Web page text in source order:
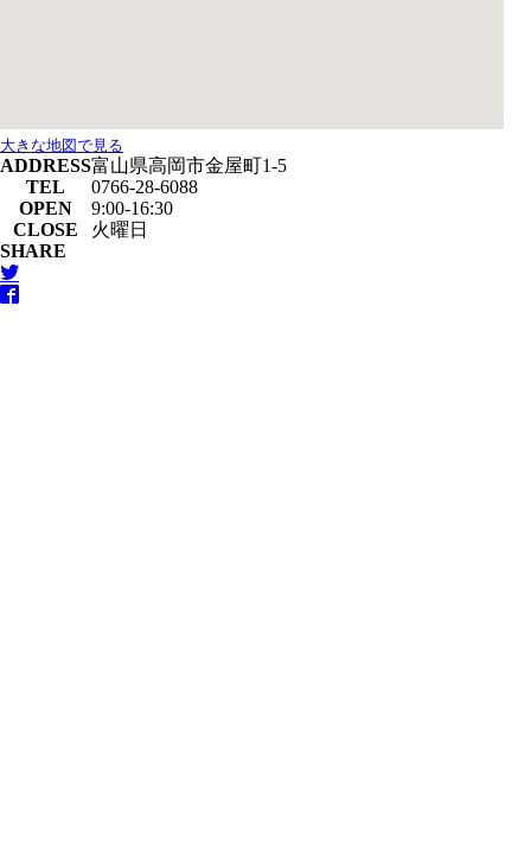
大きな地図で見る
ADDRESS富山県高岡市金屋町1-5
TEL
0766-28-6088
OPEN
9:00-16:30
CLOSE
火曜日
SHARE